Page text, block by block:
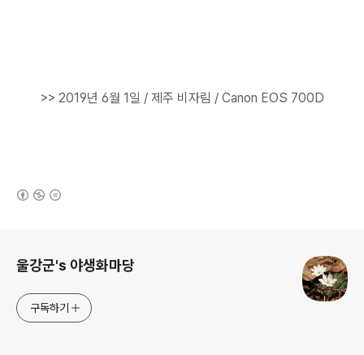
>> 2019년 6월 1일 / 제주 비자림 / Canon EOS 700D
울강군's 야생화마당
구독하기